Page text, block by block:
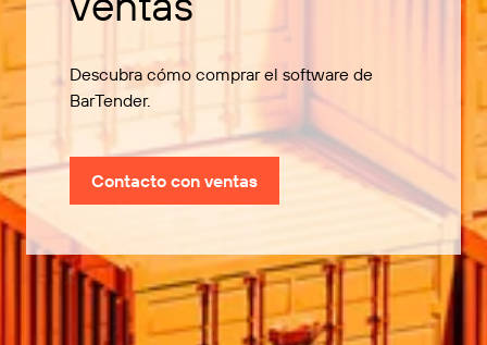
Descubra cómo comprar el software de
BarTender.
Contacto con ventas